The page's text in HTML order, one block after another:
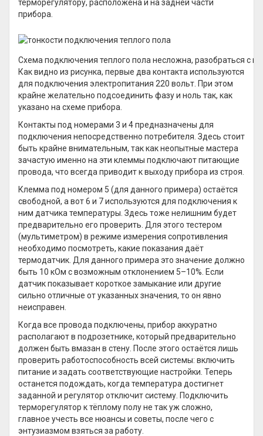
терморегулятору, расположена и на задней части
прибора.
Схема подключения теплого пола несложна, разобраться с
Как видно из рисунка, первые два контакта используются
для подключения электропитания 220 вольт. При этом
крайне желательно подсоединить фазу и ноль так, как
указано на схеме прибора.
Контакты под номерами 3 и 4 предназначены для
подключения непосредственно потребителя. Здесь стоит
быть крайне внимательным, так как неопытные мастера
зачастую именно на эти клеммы подключают питающие
провода, что всегда приводит к выходу прибора из строя.
Клемма под номером 5 (для данного примера) остаётся
свободной, а вот 6 и 7 используются для подключения к
ним датчика температуры. Здесь тоже нелишним будет
предварительно его проверить. Для этого тестером
(мультиметром) в режиме измерения сопротивления
необходимо посмотреть, какие показания даёт
термодатчик. Для данного примера это значение должно
быть 10 кОм с возможным отклонением 5–10%. Если
датчик показывает короткое замыкание или другие
сильно отличные от указанных значения, то он явно
неисправен.
Когда все провода подключены, прибор аккуратно
располагают в подрозетнике, который предварительно
должен быть вмазан в стену. После этого остаётся лишь
проверить работоспособность всей системы: включить
питание и задать соответствующие настройки. Теперь
останется подождать, когда температура достигнет
заданной и регулятор отключит систему. Подключить
терморегулятор к тёплому полу не так уж сложно,
главное учесть все нюансы и советы, после чего с
энтузиазмом взяться за работу.